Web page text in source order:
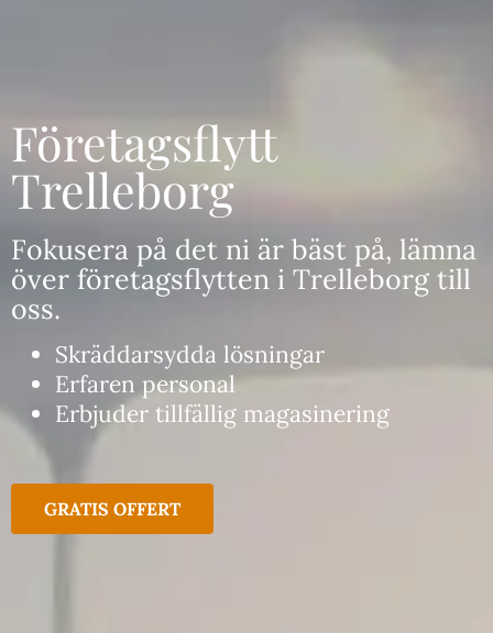
Företagsflytt
Trelleborg
Fokusera på det ni är bäst på, lämna
över företagsflytten i Trelleborg till
oss.
Skräddarsydda lösningar
Erfaren personal
Erbjuder tillfällig magasinering
GRATIS OFFERT